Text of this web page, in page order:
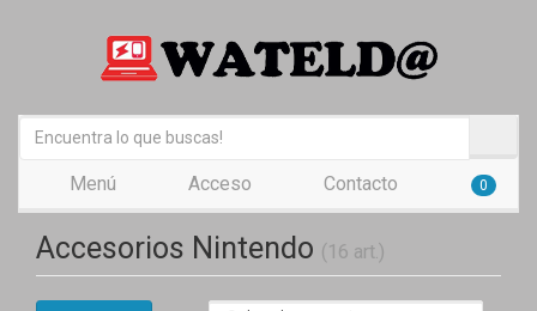
Menú Acceso Contacto 0
Accesorios Nintendo (16 art.)